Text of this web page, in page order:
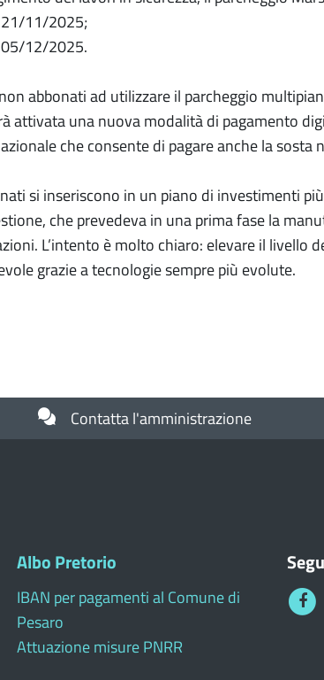
11/2025;
12/2025.
abbonati ad utilizzare il parcheggio
attivata una nuova modalità di pagamento
che consente di pagare anche la sosta
si inseriscono in un piano di investimenti
che prevedeva in una prima fase la
L’intento è molto chiaro: elevare il livello
grazie a tecnologie sempre più evolute.
Contatta l'amministrazione
Albo Pretorio
IBAN per pagamenti al Comune di
Pesaro
Attuazione misure PNRR